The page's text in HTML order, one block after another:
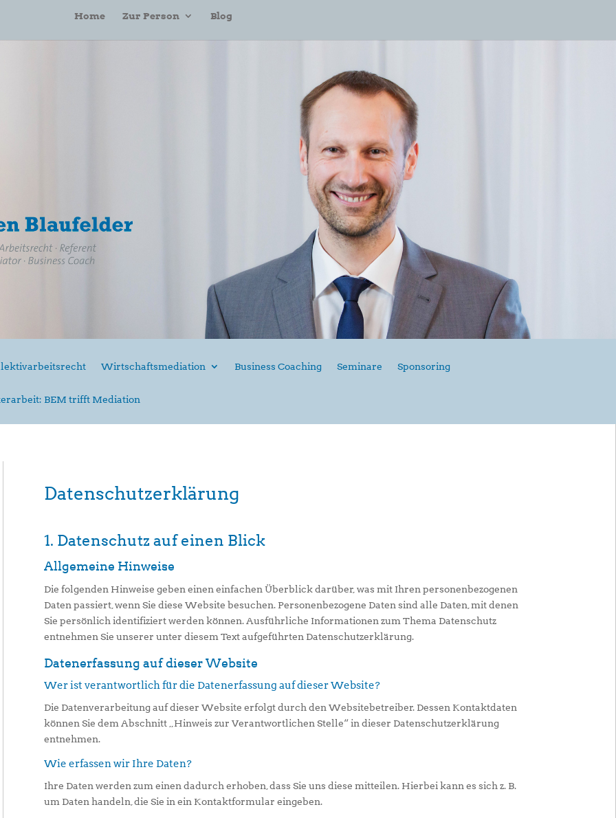
Home Zur Person Blog
Wirtschaftsmediation Business Coaching Seminare Sponsoring
BEM trifft Mediation
Datenschutz­erklärung
1. Datenschutz auf einen Blick
Allgemeine Hinweise
Die folgenden Hinweise geben einen einfachen Überblick darüber, was mit Ihren personenbezogenen
Daten passiert, wenn Sie diese Website besuchen. Personenbezogene Daten sind alle Daten, mit denen
Sie persönlich identifiziert werden können. Ausführliche Informationen zum Thema Datenschutz
entnehmen Sie unserer unter diesem Text aufgeführten Datenschutzerklärung.
Datenerfassung auf dieser Website
Wer ist verantwortlich für die Datenerfassung auf dieser Website?
Die Datenverarbeitung auf dieser Website erfolgt durch den Websitebetreiber. Dessen Kontaktdaten
können Sie dem Abschnitt „Hinweis zur Verantwortlichen Stelle“ in dieser Datenschutzerklärung
entnehmen.
Wie erfassen wir Ihre Daten?
Ihre Daten werden zum einen dadurch erhoben, dass Sie uns diese mitteilen. Hierbei kann es sich z. B.
um Daten handeln, die Sie in ein Kontaktformular eingeben.